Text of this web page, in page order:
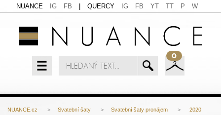
NUANCE IG FB QUERCY IG FB YT TT P W
0
NUANCE.cz > Svatební šaty > Svatební šaty pronájem >
2020